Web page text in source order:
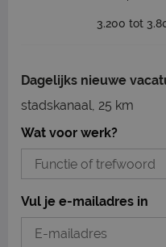
3.200 tot
Dagelijks nieuwe
stadskanaal, 25 km
Wat voor werk?
Vul je e-mailadres in